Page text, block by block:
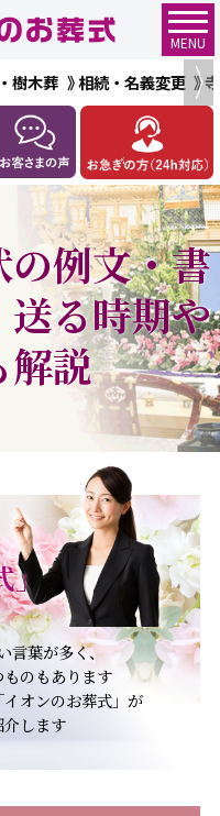
MENU
樹木葬 相続・名義変更
例文・書
る時期や
解説
」
言葉が多く、
のもあります
オンのお葬式」が
します